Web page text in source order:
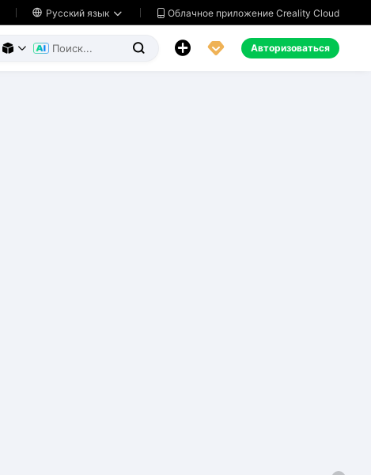
 Русский язык   Облачное приложение Creality Cloud
     Авторизоваться